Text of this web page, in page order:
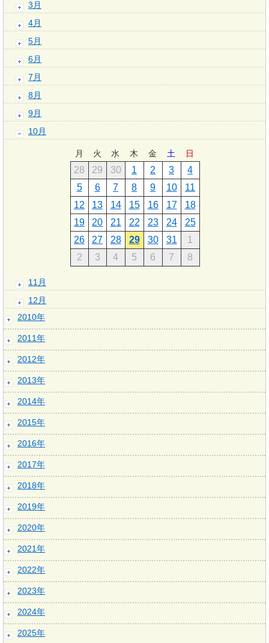
3月
4月
5月
6月
7月
8月
9月
10月
月 火 水 木 金 土 日
28 29 30 1 2 3
4
5
6 7 8 9 10
11
12
13 14 15 16 17
18
19
20 21 22 23 24
25
26
27 28 29 30 31
1
2
3 4 5 6 7 8
11月
12月
2010年
2011年
2012年
2013年
2014年
2015年
2016年
2017年
2018年
2019年
2020年
2021年
2022年
2023年
2024年
2025年